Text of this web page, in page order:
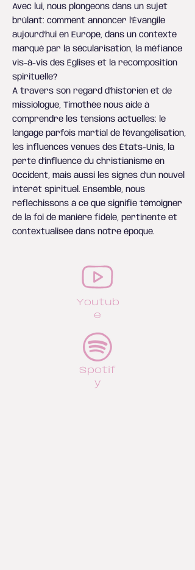
Avec lui, nous plongeons dans un sujet
brûlant: comment annoncer l’Évangile
aujourd’hui en Europe, dans un contexte
marqué par la sécularisation, la méfiance
vis-à-vis des Églises et la recomposition
spirituelle?
À travers son regard d’historien et de
missiologue, Timothée nous aide à
comprendre les tensions actuelles: le
langage parfois martial de l’évangélisation,
les influences venues des États-Unis, la
perte d’influence du christianisme en
Occident, mais aussi les signes d’un nouvel
intérêt spirituel. Ensemble, nous
réfléchissons à ce que signifie témoigner
de la foi de manière fidèle, pertinente et
contextualisée dans notre époque.
Youtub
e
Spotif
y